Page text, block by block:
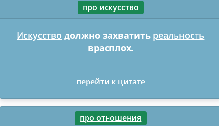
про искусство
Искусство должно захватить реальность
врасплох.
перейти к цитате
про отношения